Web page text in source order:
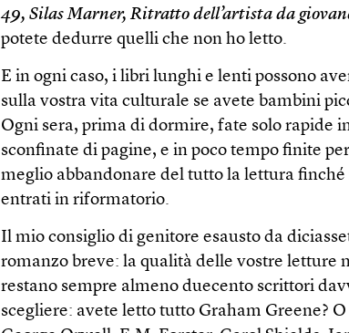
49, Silas Marner, Ritratto dell’artista da
potete dedurre quelli che non ho letto.
E in ogni caso, i libri lunghi e lenti possono
sulla vostra vita culturale se avete bambini
Ogni sera, prima di dormire, fate solo rapide
sconfinate di pagine, e in poco tempo finite
meglio abbandonare del tutto la lettura
entrati in riformatorio.
Il mio consiglio di genitore esausto da
romanzo breve: la qualità delle vostre letture
restano sempre almeno duecento scrittori
scegliere: avete letto tutto Graham Greene?